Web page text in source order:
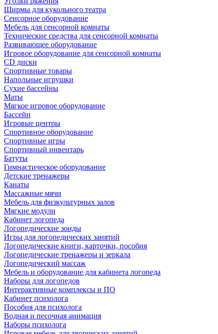
Ширмы для кукольного театра
Сенсорное оборудование
Мебель для сенсорной комнаты
Технические средства для сенсорной комнаты
Развивающее оборудование
Игровое оборудование для сенсорной комнаты
CD диски
Спортивные товары
Напольные игрушки
Сухие бассейны
Маты
Мягкое игровое оборудование
Бассейн
Игровые центры
Спортивное оборудование
Спортивные игры
Спортивный инвентарь
Батуты
Гимнастическое оборудование
Детские тренажеры
Канаты
Массажные мячи
Мебель для физкультурных залов
Мягкие модули
Кабинет логопеда
Логопедические зонды
Игры для логопедических занятий
Логопедические книги, карточки, пособия
Логопедические тренажеры и зеркала
Логопедический массаж
Мебель и оборудование для кабинета логопеда
Наборы для логопедов
Интерактивные комплексы и ПО
Кабинет психолога
Пособия для психолога
Водная и песочная анимация
Наборы психолога